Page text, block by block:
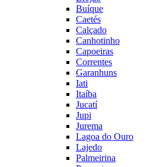
Buíque
Caetés
Calçado
Canhotinho
Capoeiras
Correntes
Garanhuns
Iati
Itaíba
Jucatí
Jupi
Jurema
Lagoa do Ouro
Lajedo
Palmeirina